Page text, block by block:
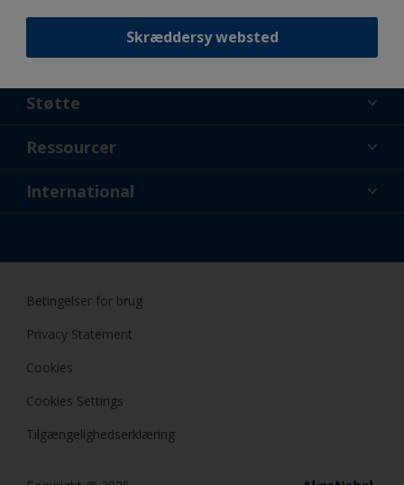
Skræddersy websted
Støtte
Lidt om os
Ressourcer
Nyheder
International
Betingelser for brug
Privacy Statement
Cookies
Cookies Settings
Tilgængelighedserklæring